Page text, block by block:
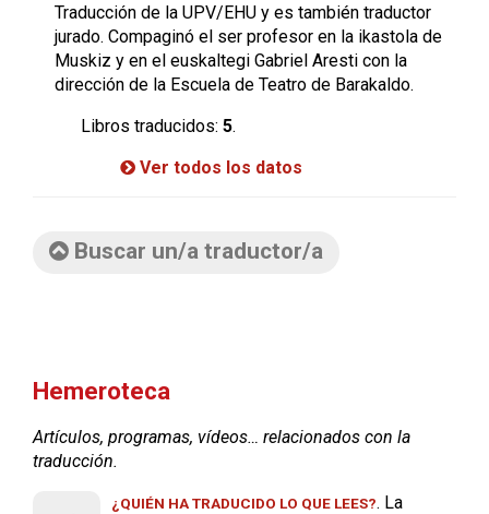
Traducción de la UPV/EHU y es también traductor
jurado. Compaginó el ser profesor en la ikastola de
Muskiz y en el euskaltegi Gabriel Aresti con la
dirección de la Escuela de Teatro de Barakaldo.
Libros traducidos: 5.
Ver todos los datos
Buscar un/a traductor/a
Hemeroteca
Artículos, programas, vídeos… relacionados con la
traducción.
¿QUIÉN HA TRADUCIDO LO QUE LEES?. La